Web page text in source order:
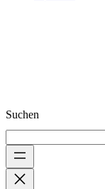
Suchen